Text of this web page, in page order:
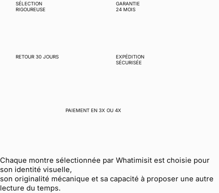
SÉLECTION
RIGOUREUSE
GARANTIE
24 MOIS
RETOUR 30 JOURS
EXPÉDITION
SÉCURISÉE
PAIEMENT EN 3X OU 4X
Chaque montre sélectionnée par Whatimisit est choisie pour
son identité visuelle,
son originalité mécanique et sa capacité à proposer une autre
lecture du temps.